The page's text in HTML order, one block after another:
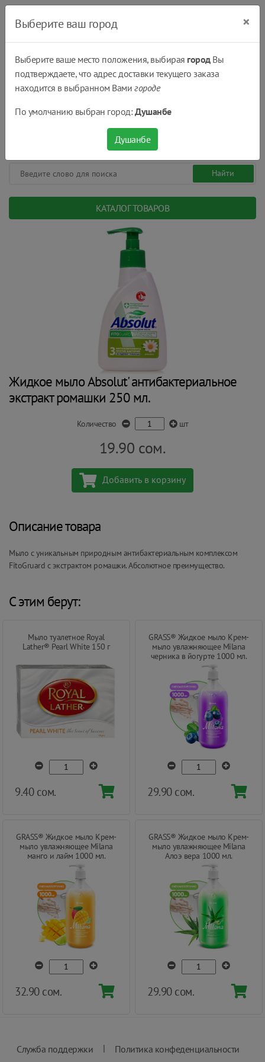
КАТАЛОГ ТОВАРОВ
Жидкое мыло Absolut' антибактериальное
экстракт ромашки 250 мл.
Количество шт
19.90 сом.
Добавить в корзину
Описание товара
Мыло с уникальным природным антибактериальным комплексом
FitoGruard с экстрактом ромашки. Абсолютное преимущество.
С этим берут:
Мыло туалетное Royal
Lather® Pearl White 150 г
9.40 сом.
GRASS® Жидкое мыло Крем-
мыло увлажняющее Milana
черника в йогурте 1000 мл.
29.90 сом.
GRASS® Жидкое мыло Крем-
мыло увлажняющее Milana
манго и лайм 1000 мл.
32.90 сом.
GRASS® Жидкое мыло Крем-
мыло увлажняющее Milana
Алоэ вера 1000 мл.
29.90 сом.
Служба поддержки | Политика конфеденциальности
Выберите ваш город ×
Выберите ваше место положения, выбирая городВы
подтверждаете, что адрес доставки текущего заказа
находится в выбранном Вамигороде
По умолчанию выбран город:Душанбе
Душанбе